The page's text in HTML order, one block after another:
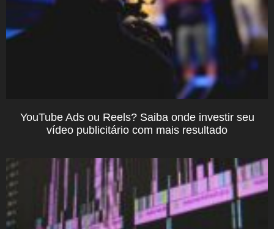
YouTube Ads ou Reels? Saiba onde investir seu
vídeo publicitário com mais resultado